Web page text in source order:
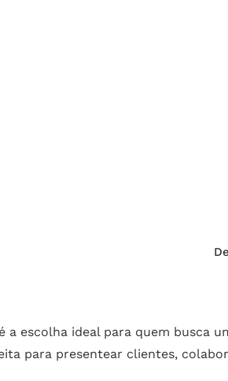
a escolha ideal para quem
para presentear clientes,